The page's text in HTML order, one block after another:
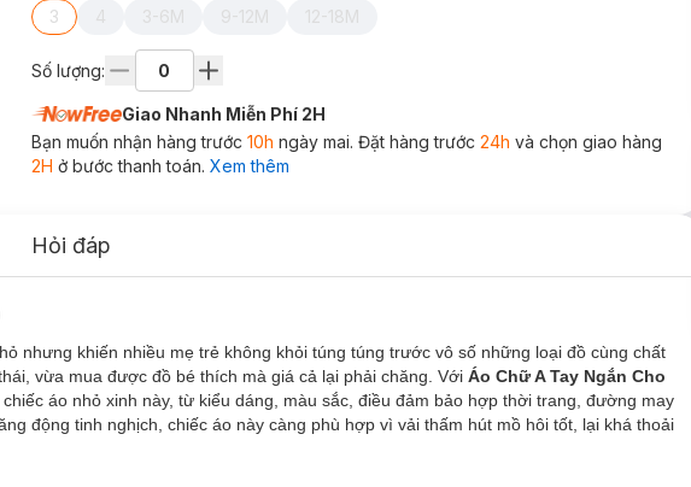
3 4 3-6M 9-12M 12-18M
Số lượng:
Giao Nhanh Miễn Phí 2H
Bạn muốn nhận hàng trước 10h ngày mai. Đặt hàng trước 24h và chọn giao hàng
2H ở bước thanh toán. Xem thêm
Hỏi đáp
nhưng khiến nhiều mẹ trẻ không khỏi túng túng trước vô số những loại đồ cùng chất
vừa mua được đồ bé thích mà giá cả lại phải chăng. Với Áo Chữ A Tay Ngắn Cho
áo nhỏ xinh này, từ kiểu dáng, màu sắc, điều đảm bảo hợp thời trang, đường may
động tinh nghịch, chiếc áo này càng phù hợp vì vải thấm hút mồ hôi tốt, lại khá thoải